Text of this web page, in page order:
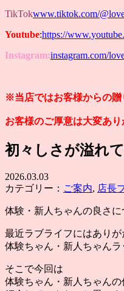
TikTokwww.tiktok.com/
Youtube:https://
Instagram:instagram.com/
※当店ではお客様からの贈
お客様のご厚意は大変あ
初々しさが溢れ
2026.03.03
カテゴリー： ご案内, 店長
体験・新人ちゃんの良さに
最近ラブライフにはありが
体験ちゃん・新人ちゃんラ
そこで今回は
体験ちゃん・新人ちゃんの